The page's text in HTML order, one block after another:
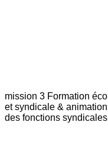
mission 3 Formation
et syndicale &
des fonctions syndicales